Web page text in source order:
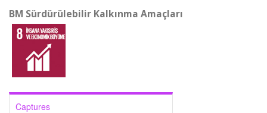
BM Sürdürülebilir Kalkınma Amaçları
Captures